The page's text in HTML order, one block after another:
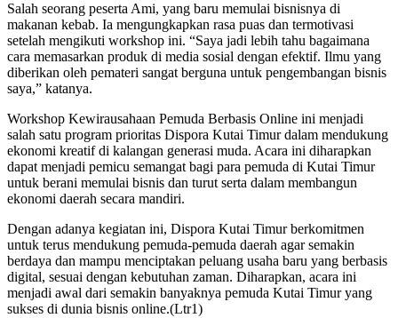
Salah seorang peserta Ami, yang baru memulai bisnisnya di
makanan kebab. Ia mengungkapkan rasa puas dan termotivasi
setelah mengikuti workshop ini. “Saya jadi lebih tahu bagaimana
cara memasarkan produk di media sosial dengan efektif. Ilmu yang
diberikan oleh pemateri sangat berguna untuk pengembangan bisnis
saya,” katanya.
Workshop Kewirausahaan Pemuda Berbasis Online ini menjadi
salah satu program prioritas Dispora Kutai Timur dalam mendukung
ekonomi kreatif di kalangan generasi muda. Acara ini diharapkan
dapat menjadi pemicu semangat bagi para pemuda di Kutai Timur
untuk berani memulai bisnis dan turut serta dalam membangun
ekonomi daerah secara mandiri.
Dengan adanya kegiatan ini, Dispora Kutai Timur berkomitmen
untuk terus mendukung pemuda-pemuda daerah agar semakin
berdaya dan mampu menciptakan peluang usaha baru yang berbasis
digital, sesuai dengan kebutuhan zaman. Diharapkan, acara ini
menjadi awal dari semakin banyaknya pemuda Kutai Timur yang
sukses di dunia bisnis online.(Ltr1)